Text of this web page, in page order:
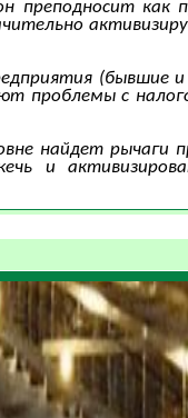
как
(бывшие
проблемы с
найдет рычаги
и